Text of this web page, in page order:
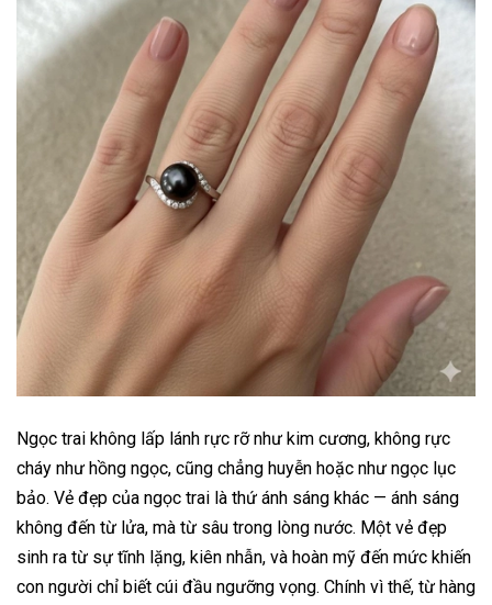
Ngọc trai không lấp lánh rực rỡ như kim cương, không rực
cháy như hồng ngọc, cũng chẳng huyễn hoặc như ngọc lục
bảo. Vẻ đẹp của ngọc trai là thứ ánh sáng khác — ánh sáng
không đến từ lửa, mà từ sâu trong lòng nước. Một vẻ đẹp
sinh ra từ sự tĩnh lặng, kiên nhẫn, và hoàn mỹ đến mức khiến
con người chỉ biết cúi đầu ngưỡng vọng. Chính vì thế, từ hàng